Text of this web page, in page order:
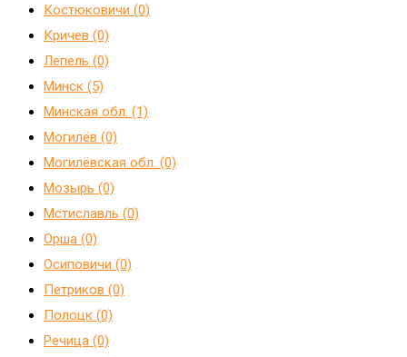
Костюковичи (0)
Кричев (0)
Лепель (0)
Минск (5)
Минская обл. (1)
Могилёв (0)
Могилёвская обл. (0)
Мозырь (0)
Мстиславль (0)
Орша (0)
Осиповичи (0)
Петриков (0)
Полоцк (0)
Речица (0)